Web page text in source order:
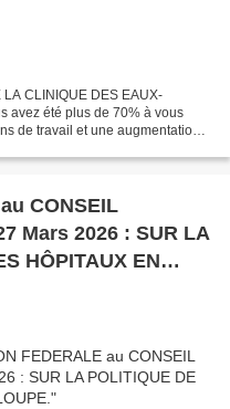
CLINIQUE DES EAUX-
avez été plus de 70% à vous
de travail et une augmentation
Mars 2026 : SUR LA
HÔPITAUX EN